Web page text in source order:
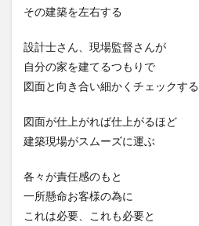
その建築を左右する
設計士さん、現場監督さんが
自分の家を建てるつもりで
図面と向き合い細かくチェックする
図面が仕上がれば仕上がるほど
建築現場がスムーズに運ぶ
各々が責任感のもと
一所懸命お客様の為に
これは必要、これも必要と